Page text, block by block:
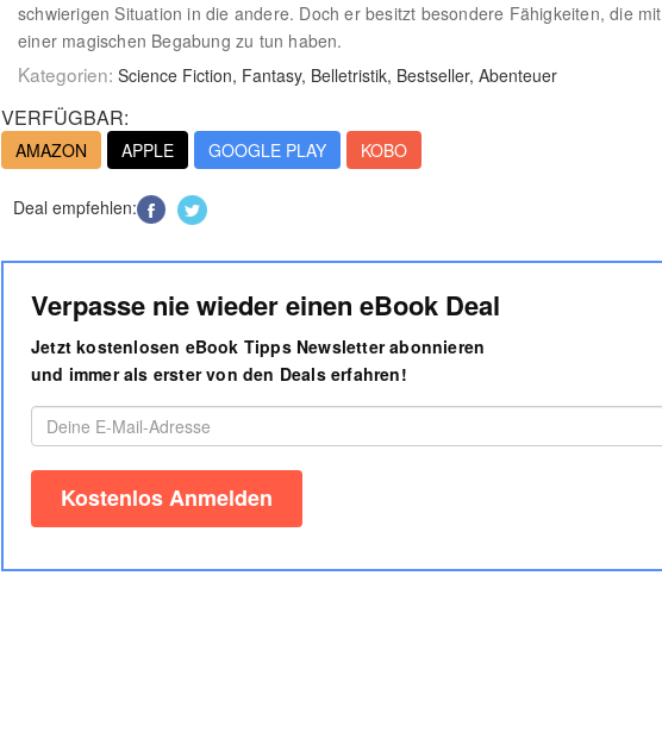
schwierigen Situation in die andere. Doch er besitzt besondere Fähigkeiten, die mit
einer magischen Begabung zu tun haben.
Kategorien: Science Fiction, Fantasy, Belletristik, Bestseller, Abenteuer
VERFÜGBAR:
AMAZON APPLE GOOGLE PLAY KOBO
Deal empfehlen:
Verpasse nie wieder einen eBook Deal
Jetzt kostenlosen eBook Tipps Newsletter abonnieren
und immer als erster von den Deals erfahren!